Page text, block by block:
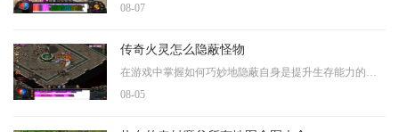
08-07
传奇火灵怎么隐蔽怪物
在游戏中掌握如何巧妙地隐蔽自身是提升生存能力的重要一环，你需要学会利用游戏环境中的各种掩护来降低被发现的可能性，像岩石、树木等自然地形都能成为你藏身的好地方。在移
08-05